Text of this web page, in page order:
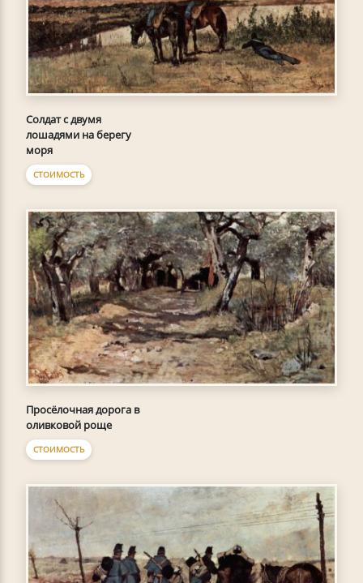
Солдат с двумя
лошадями на берегу
моря
СТОИМОСТЬ
Просёлочная дорога в
оливковой роще
СТОИМОСТЬ